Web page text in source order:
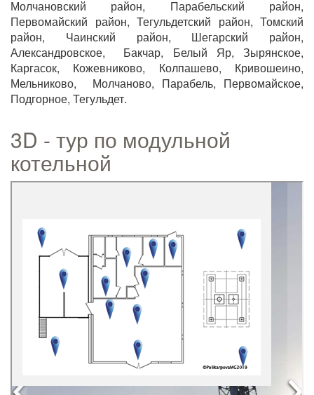
Молчановский район, Парабельский район,
Первомайский район, Тегульдетский район, Томский
район, Чаинский район, Шегарский район,
Александровское, Бакчар, Белый Яр, Зырянское,
Каргасок, Кожевниково, Колпашево, Кривошеино,
Мельниково, Молчаново, Парабель, Первомайское,
Подгорное, Тегульдет.
3D - тур по модульной
котельной